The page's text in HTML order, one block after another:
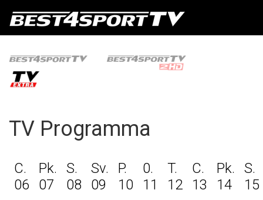
TV Programma
C.
06
Pk.
07
S.
08
Sv.
09
P.
10
0.
11
T.
12
C.
13
Pk.
14
S.
15